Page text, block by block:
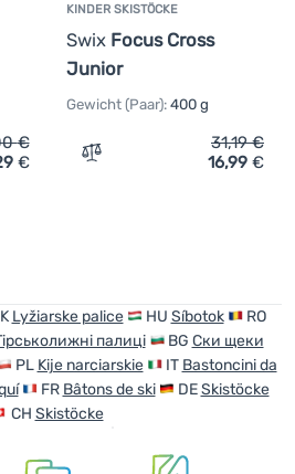
Leki Carbon 14 3D Women'
€
€
KINDER SKISTÖCKE
Swix Focus Cross
Junior
Gewicht (Paar): 400 g
Zum Vergleich 'Kinder
31,19€
16,99 €
Lyžiarske palice HU Síbotok
RO
палиці BG Ски щеки
PL Kije narciarskie IT Bastoncini da
FR Bâtons de ski DESkistöcke
CH Skistöcke